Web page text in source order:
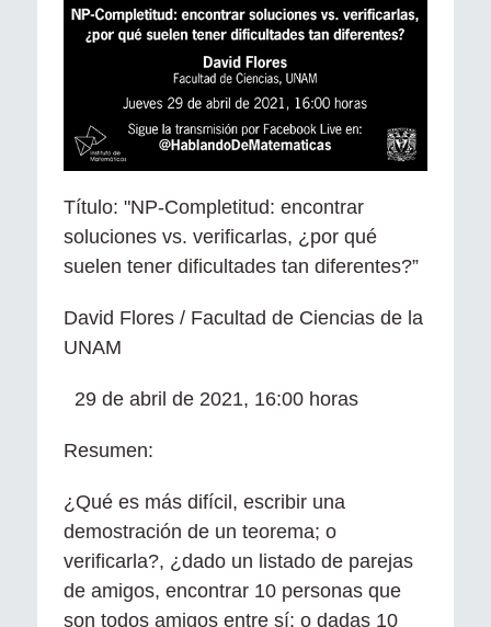
Título: "NP-Completitud: encontrar
soluciones vs. verificarlas, ¿por qué
suelen tener dificultades tan diferentes?”
David Flores / Facultad de Ciencias de la
UNAM
29 de abril de 2021, 16:00 horas
Resumen:
¿Qué es más difícil, escribir una
demostración de un teorema; o
verificarla?, ¿dado un listado de parejas
de amigos, encontrar 10 personas que
son todos amigos entre sí; o dadas 10